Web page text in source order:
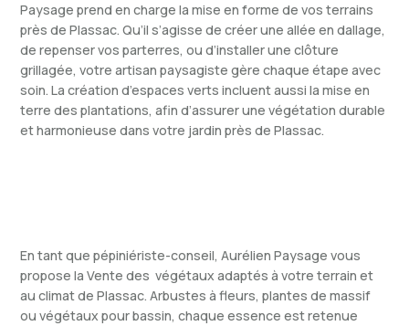
Paysage prend en charge la mise en forme de vos terrains
près de Plassac. Qu’il s’agisse de créer une allée en dallage,
de repenser vos parterres, ou d’installer une clôture
grillagée, votre artisan paysagiste gère chaque étape avec
soin. La création d’espaces verts incluent aussi la mise en
terre des plantations, afin d’assurer une végétation durable
et harmonieuse dans votre jardin près de Plassac.
En tant que pépiniériste-conseil, Aurélien Paysage vous
propose la Vente des végétaux adaptés à votre terrain et
au climat de Plassac. Arbustes à fleurs, plantes de massif
ou végétaux pour bassin, chaque essence est retenue